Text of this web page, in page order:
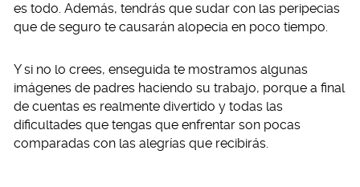
es todo. Además, tendrás que sudar con las peripecias
que de seguro te causarán alopecia en poco tiempo.
Y si no lo crees, enseguida te mostramos algunas
imágenes de padres haciendo su trabajo, porque a final
de cuentas es realmente divertido y todas las
dificultades que tengas que enfrentar son pocas
comparadas con las alegrías que recibirás.